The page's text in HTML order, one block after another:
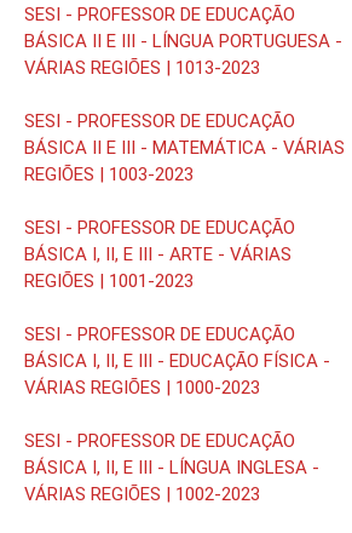
SESI - PROFESSOR DE EDUCAÇÃO
BÁSICA II E III - LÍNGUA PORTUGUESA -
VÁRIAS REGIÕES | 1013-2023
SESI - PROFESSOR DE EDUCAÇÃO
BÁSICA II E III - MATEMÁTICA - VÁRIAS
REGIÕES | 1003-2023
SESI - PROFESSOR DE EDUCAÇÃO
BÁSICA I, II, E III - ARTE - VÁRIAS
REGIÕES | 1001-2023
SESI - PROFESSOR DE EDUCAÇÃO
BÁSICA I, II, E III - EDUCAÇÃO FÍSICA -
VÁRIAS REGIÕES | 1000-2023
SESI - PROFESSOR DE EDUCAÇÃO
BÁSICA I, II, E III - LÍNGUA INGLESA -
VÁRIAS REGIÕES | 1002-2023